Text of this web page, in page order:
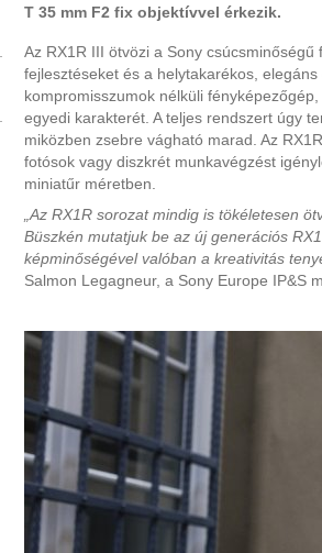
T 35 mm F2 fix objektívvel érkezik.
Az RX1R III ötvözi a Sony
fejlesztéseket és a helytakarékos,
kompromisszumok nélküli
egyedi karakterét. A teljes rendszert úgy
miközben zsebre vágható marad. Az
fotósok vagy diszkrét munkavégzést
miniatűr méretben.
„Az RX1R sorozat mindig is tökéletesen
Büszkén mutatjuk be az új generációs
képminőségével valóban a kreativitás
Salmon Legagneur, a Sony Europe IP&S